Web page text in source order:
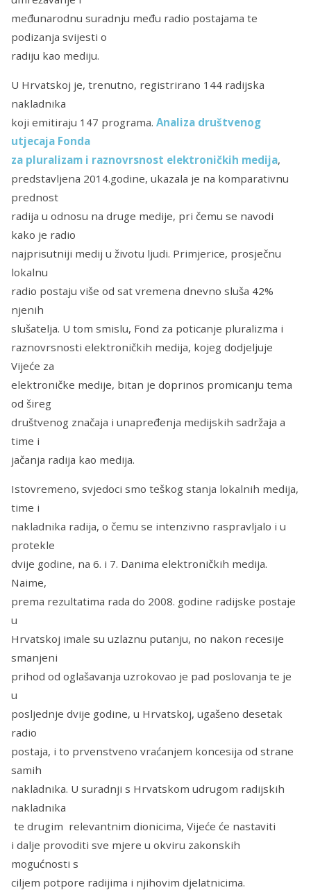
međunarodnu suradnju među radio postajama te
podizanja svijesti o
radiju kao mediju.
U Hrvatskoj je, trenutno, registrirano 144 radijska
nakladnika
koji emitiraju 147 programa. Analiza društvenog
utjecaja Fonda
za pluralizam i raznovrsnost elektroničkih medija,
predstavljena 2014.godine, ukazala je na komparativnu
prednost
radija u odnosu na druge medije, pri čemu se navodi
kako je radio
najprisutniji medij u životu ljudi. Primjerice, prosječnu
lokalnu
radio postaju više od sat vremena dnevno sluša 42%
njenih
slušatelja. U tom smislu, Fond za poticanje pluralizma i
raznovrsnosti elektroničkih medija, kojeg dodjeljuje
Vijeće za
elektroničke medije, bitan je doprinos promicanju tema
od šireg
društvenog značaja i unapređenja medijskih sadržaja a
time i
jačanja radija kao medija.
Istovremeno, svjedoci smo teškog stanja lokalnih medija,
time i
nakladnika radija, o čemu se intenzivno raspravljalo i u
protekle
dvije godine, na 6. i 7. Danima elektroničkih medija.
Naime,
prema rezultatima rada do 2008. godine radijske postaje
u
Hrvatskoj imale su uzlaznu putanju, no nakon recesije
smanjeni
prihod od oglašavanja uzrokovao je pad poslovanja te je
u
posljednje dvije godine, u Hrvatskoj, ugašeno desetak
radio
postaja, i to prvenstveno vraćanjem koncesija od strane
samih
nakladnika. U suradnji s Hrvatskom udrugom radijskih
nakladnika
te drugim relevantnim dionicima, Vijeće će nastaviti
i dalje provoditi sve mjere u okviru zakonskih
mogućnosti s
ciljem potpore radijima i njihovim djelatnicima.